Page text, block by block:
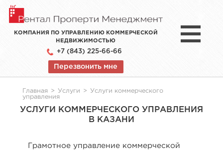
КОМПАНИЯ ПО УПРАВЛЕНИЮ КОММЕРЧЕСКОЙ
НЕДВИЖИМОСТЬЮ
+7 (843) 225-66-66
Перезвонить мне
Главная > Услуги >
Услуги коммерческого
управления
УСЛУГИ КОММЕРЧЕСКОГО УПРАВЛЕНИЯ
В КАЗАНИ
Грамотное управление коммерческой